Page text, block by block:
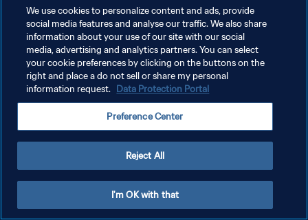
سياسة الخصوصية
شروط الخدمة
إدارة تفضيلات ملفات تعريف الارتباط
We use cookies to personalize content and ads, provide
social media features and analyse our traffic. We also share
information about your use of our site with our social
media, advertising and analytics partners. You can select
your cookie preferences by clicking on the buttons on the
right and place a do not sell or share my personal
information request. Data Protection Portal
Preference Center
Reject All
I'm OK with that